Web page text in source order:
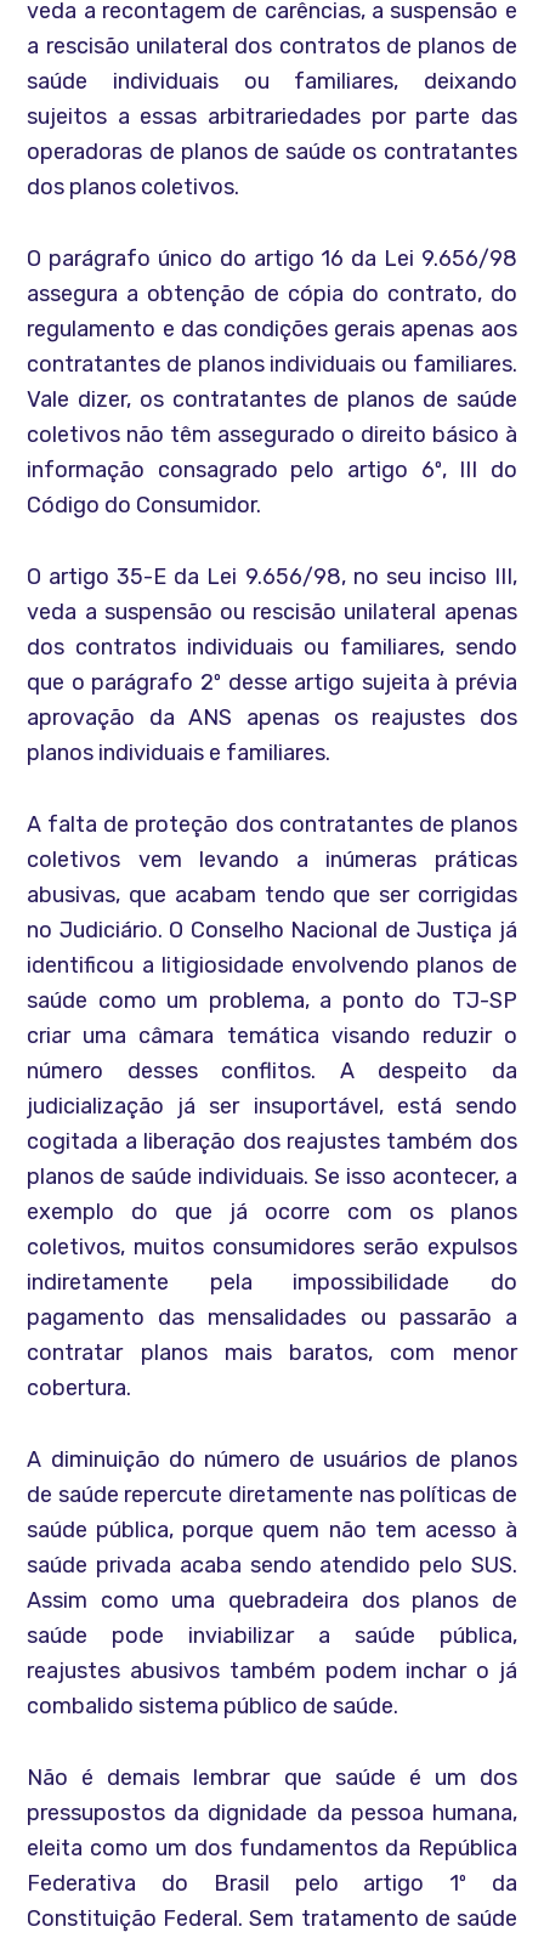
veda a recontagem de carências, a suspensão e
a rescisão unilateral dos contratos de planos de
saúde individuais ou familiares, deixando
sujeitos a essas arbitrariedades por parte das
operadoras de planos de saúde os contratantes
dos planos coletivos.
O parágrafo único do artigo 16 da Lei 9.656/98
assegura a obtenção de cópia do contrato, do
regulamento e das condições gerais apenas aos
contratantes de planos individuais ou familiares.
Vale dizer, os contratantes de planos de saúde
coletivos não têm assegurado o direito básico à
informação consagrado pelo artigo 6º, III do
Código do Consumidor.
O artigo 35-E da Lei 9.656/98, no seu inciso III,
veda a suspensão ou rescisão unilateral apenas
dos contratos individuais ou familiares, sendo
que o parágrafo 2º desse artigo sujeita à prévia
aprovação da ANS apenas os reajustes dos
planos individuais e familiares.
A falta de proteção dos contratantes de planos
coletivos vem levando a inúmeras práticas
abusivas, que acabam tendo que ser corrigidas
no Judiciário. O Conselho Nacional de Justiça já
identificou a litigiosidade envolvendo planos de
saúde como um problema, a ponto do TJ-SP
criar uma câmara temática visando reduzir o
número desses conflitos. A despeito da
judicialização já ser insuportável, está sendo
cogitada a liberação dos reajustes também dos
planos de saúde individuais. Se isso acontecer, a
exemplo do que já ocorre com os planos
coletivos, muitos consumidores serão expulsos
indiretamente pela impossibilidade do
pagamento das mensalidades ou passarão a
contratar planos mais baratos, com menor
cobertura.
A diminuição do número de usuários de planos
de saúde repercute diretamente nas políticas de
saúde pública, porque quem não tem acesso à
saúde privada acaba sendo atendido pelo SUS.
Assim como uma quebradeira dos planos de
saúde pode inviabilizar a saúde pública,
reajustes abusivos também podem inchar o já
combalido sistema público de saúde.
Não é demais lembrar que saúde é um dos
pressupostos da dignidade da pessoa humana,
eleita como um dos fundamentos da República
Federativa do Brasil pelo artigo 1º da
Constituição Federal. Sem tratamento de saúde